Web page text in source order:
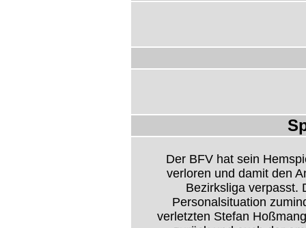
Der BFV hat sein
verloren und damit den
Bezirksliga verpasst.
Personalsituation
verletzten Stefan